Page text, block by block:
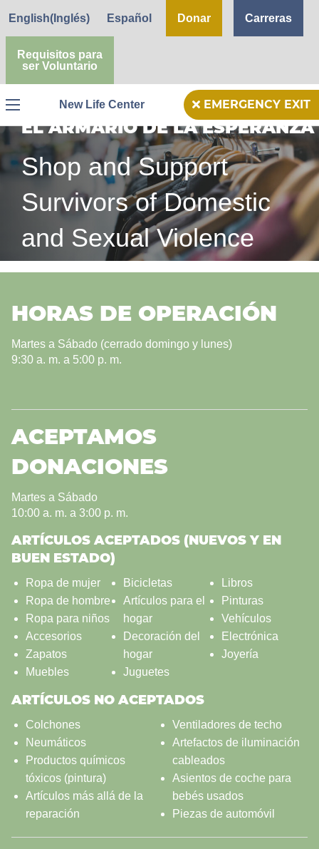
English( Inglés) Español Donar Carreras
Requisitos para
ser Voluntario
Menu New Life Center EMERGENCY EXIT
EL ARMARIO DE LA ESPERANZA
Shop and Support
Survivors of Domestic
and Sexual Violence
HORAS DE OPERACIÓN
Martes a Sábado (cerrado domingo y lunes)
9:30 a. m. a 5:00 p. m.
ACEPTAMOS
DONACIONES
Martes a Sábado
10:00 a. m. a 3:00 p. m.
ARTÍCULOS ACEPTADOS (NUEVOS Y EN
BUEN ESTADO)
Ropa de mujer
Ropa de hombre
Ropa para niños
Accesorios
Zapatos
Muebles
Bicicletas
Artículos para el
hogar
Decoración del
hogar
Juguetes
Libros
Pinturas
Vehículos
Electrónica
Joyería
ARTÍCULOS NO ACEPTADOS
Colchones
Neumáticos
Productos químicos
tóxicos (pintura)
Artículos más allá de la
reparación
Ventiladores de techo
Artefactos de iluminación
cableados
Asientos de coche para
bebés usados
Piezas de automóvil